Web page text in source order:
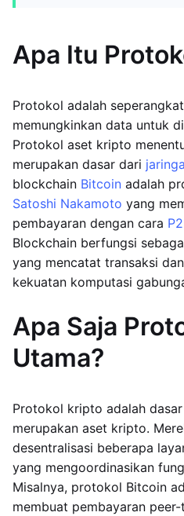
Apa Itu
Protokol adalah
memungkinkan data untuk
Protokol aset kripto
merupakan dasar dari
blockchain Bitcoin adalah
Satoshi Nakamoto yang
pembayaran dengan cara
Blockchain berfungsi
yang mencatat transaksi
kekuatan komputasi
Apa Saja
Utama?
Protokol kripto adalah
merupakan aset kripto.
desentralisasi beberapa
yang mengoordinasikan
Misalnya, protokol Bitcoin
membuat pembayaran